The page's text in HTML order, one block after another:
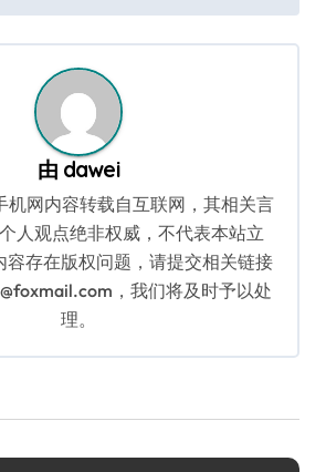
由 dawei
机网内容转载自互联网，其相关言
人观点绝非权威，不代表本站立
容存在版权问题，请提交相关链接
，我们将及时予以处
理。